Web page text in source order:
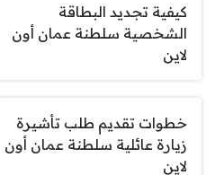
كيفية تجديد البطاقة
الشخصية سلطنة عمان أون
لاين
خطوات تقديم طلب تأشيرة
زيارة عائلية سلطنة عمان أون
لاين